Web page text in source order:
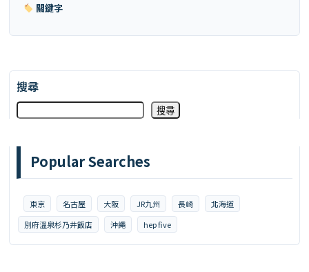
關鍵字
搜尋
搜尋
Popular Searches
東京 名古屋 大阪 JR九州 長崎
北海道
別府溫泉杉乃井飯店
沖繩 hep five